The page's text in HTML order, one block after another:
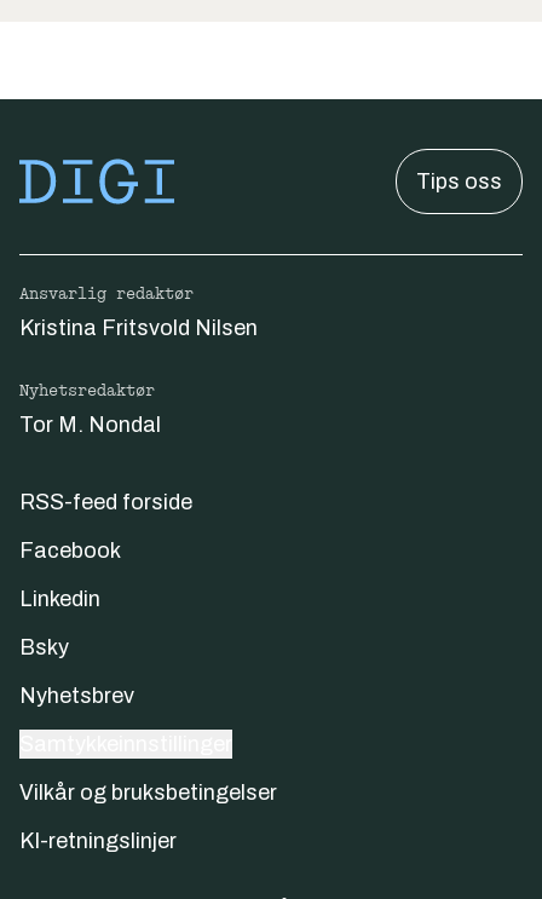
Tips oss
Ansvarlig redaktør
Kristina Fritsvold Nilsen
Nyhetsredaktør
Tor M. Nondal
RSS-feed forside
Facebook
Linkedin
Bsky
Nyhetsbrev
Vilkår og bruksbetingelser
KI-retningslinjer